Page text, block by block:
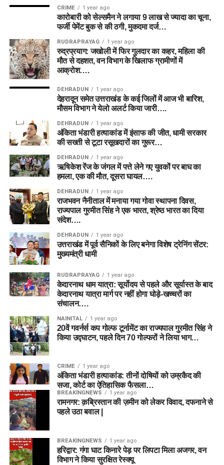
CRIME 1 year ago
कारोबारी को सेल्समैन ने लगाया 9 लाख से ज्यादा का चूना,
फर्जी पेमेंट बुक से की ठगी, मुकदमा दर्ज…
RUDRAPRAYAG 1 year ago
रुद्रप्रयाग: जखोली में फिर गुलदार का कहर, महिला की
मौत से दहशत, वन विभाग के खिलाफ ग्रामीणों में
आक्रोश….
DEHRADUN 1 year ago
देहरादून समेत उत्तराखंड के कई जिलों में आज भी बारिश,
मौसम विभाग ने येलो अलर्ट किया जारी….
DEHRADUN 1 year ago
अंकिता भंडारी हत्याकांड में इंसाफ की जीत, धामी सरकार
की सख्ती से टूटा रसूखदारों का गुरूर…
DEHRADUN 1 year ago
ऋषिकेश रेंज के जंगल में पत्ते लेने गए युवकों पर बाघ का
हमला, एक की मौत, दूसरा घायल….
DEHRADUN 1 year ago
राजभवन नैनीताल में मनाया गया गोवा स्थापना दिवस,
राज्यपाल गुरमीत सिंह ने एक भारत, श्रेष्ठ भारत का दिया
संदेश….
DEHRADUN 1 year ago
उत्तराखंड में पूर्व सैनिकों के लिए बनेगा विशेष ट्रेनिंग सेंटर:
मुख्यमंत्री धामी
RUDRAPRAYAG 1 year ago
केदारनाथ धाम यात्रा: सूर्योदय से पहले और सूर्यास्त के बाद
केदारनाथ यात्रा मार्ग पर नहीं होगा घोड़े-खच्चरों का
संचालन….
NAINITAL 1 year ago
20वें गवर्नर्स कप गोल्फ टूर्नामेंट का राज्यपाल गुरमीत सिंह ने
किया उद्घाटन, पहले दिन 70 गोल्फरों ने लिया भाग…
CRIME 1 year ago
अंकिता भंडारी हत्याकांड: तीनों दोषियों को उम्रकैद की
सजा, कोर्ट का ऐतिहासिक फैसला…
BREAKINGNEWS 1 year ago
रामनगर: क़ब्रिस्तान की ज़मीन को लेकर विवाद, दफनाने से
पहले उठा बवाल |
BREAKINGNEWS 1 year ago
हरिद्वार: गंगा घाट किनारे पेड़ पर लिपटा मिला अजगर, वन
विभाग ने किया सुरक्षित रेस्क्यू